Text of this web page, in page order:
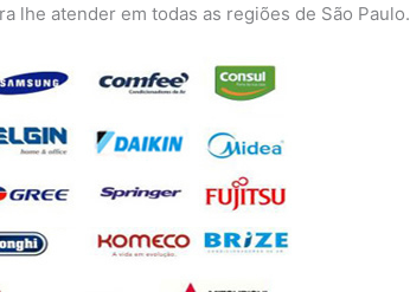
lhe atender em todas as regiões de São Paulo.